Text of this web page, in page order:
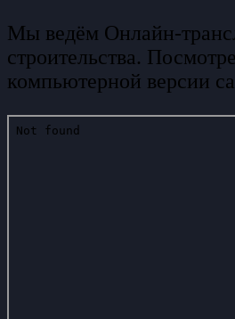
Мы ведём Онлайн-
строительства.
компьютерной версии